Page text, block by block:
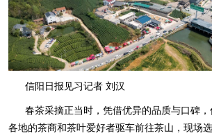
信阳日报见习记者 刘汉
春茶采摘正当时，凭借优异的品质与口碑
各地的茶商和茶叶爱好者驱车前往茶山，现场